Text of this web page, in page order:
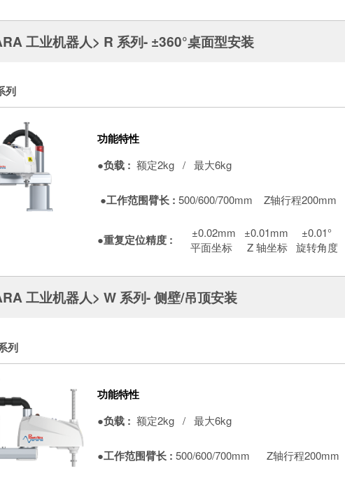
工业机器人> R 系列- ±360°桌面型安装
列
功能特性
●负载 : 额定2kg / 最大6kg
●工作范围臂长 : 500/600/700mm Z轴行程200mm
●重复定位精度 : ±0.02mm ±0.01mm
±0.01°
平面坐标
Z 轴坐标 旋转角度
工业机器人> W 系列- 侧壁/吊顶安装
列
功能特性
●负载 : 额定2kg / 最大6kg
●工作范围臂长 : 500/600/700mm Z轴行程200mm